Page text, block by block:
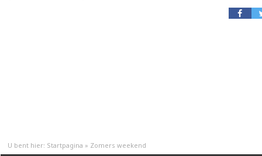
U bent hier: Startpagina » Zomers weekend